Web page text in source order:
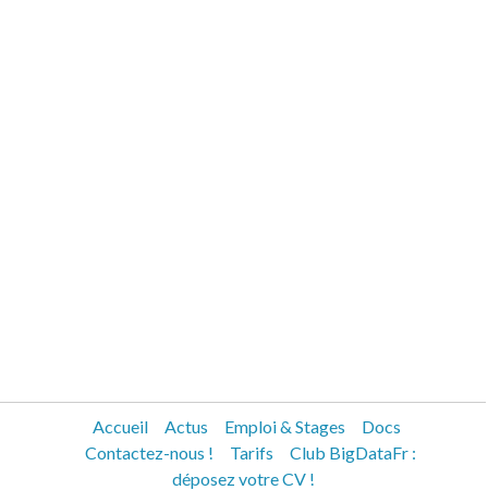
Accueil Actus Emploi & Stages
Docs
Contactez-nous !
Tarifs
Club BigDataFr :
déposez votre CV !